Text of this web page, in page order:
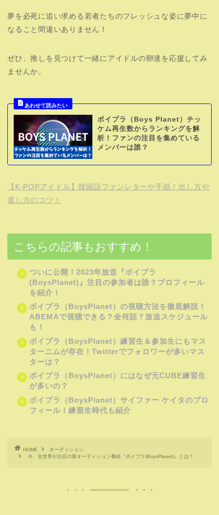
夢を必死に追い求める若者たちのフレッシュな姿に夢中に
なること間違いありません！
ぜひ、推しを見つけて一緒にアイドルの卵達を応援してみ
ませんか。
ボイプラ（Boys Planet）チッ
ケム再生数からランキングを解
析！ファンの注目を集めている
メンバーは誰？
【K-POPアイドル】韓国語ファンレターや手紙！出し方や
渡し方のコツ！
こちらの記事もおすすめ！
ついに公開！2023年放送『ボイプラ
(BoysPlanet)』注目の参加者は誰？プロフィール
を紹介！
ボイプラ（BoysPlanet）の視聴方法を徹底解説！
ABEMAで視聴できる？全何話？放送スケジュール
も！
ボイプラ（BoysPlanet）練習生＆参加生にもマス
ターニムが存在！Twitterでフォロワーが多いマス
ターは？
ボイプラ（BoysPlanet）にはなぜ元CUBE練習生
が多いの？
ボイプラ（BoysPlanet）サイファー ケイタのプロ
フィール！練習生時代も紹介
HOME
オーディション
今、全世界が注目の新オーディション番組『ボイプラ(BoysPlanet)』とは？